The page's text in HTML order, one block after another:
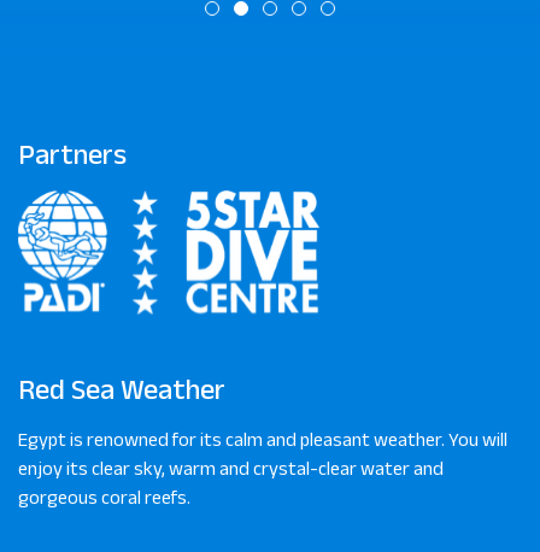
Partners
Red Sea Weather
Egypt is renowned for its calm and pleasant weather. You will
enjoy its clear sky, warm and crystal-clear water and
gorgeous coral reefs.